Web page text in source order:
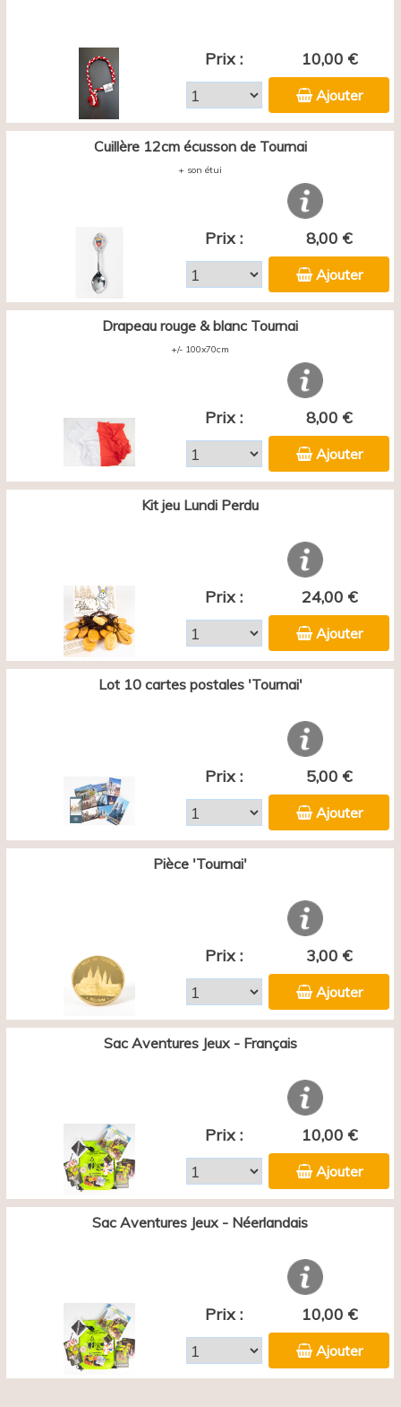
Prix : 10,00 €
Ajouter
Cuillère 12cm écusson de Tournai
+ son étui
Prix : 8,00 €
Ajouter
Drapeau rouge & blanc Tournai
+/- 100x70cm
Prix : 8,00 €
Ajouter
Kit jeu Lundi Perdu
Prix : 24,00 €
Ajouter
Lot 10 cartes postales 'Tournai'
Prix : 5,00 €
Ajouter
Pièce 'Tournai'
Prix : 3,00 €
Ajouter
Sac Aventures Jeux - Français
Prix : 10,00 €
Ajouter
Sac Aventures Jeux - Néerlandais
Prix : 10,00 €
Ajouter